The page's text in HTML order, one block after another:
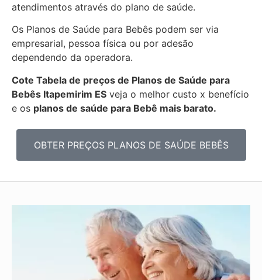
atendimentos através do plano de saúde.
Os Planos de Saúde para Bebês podem ser via
empresarial, pessoa física ou por adesão
dependendo da operadora.
Cote Tabela de preços de Planos de Saúde para
Bebês Itapemirim ES veja o melhor custo x benefício
e os planos de saúde para Bebê mais barato.
OBTER PREÇOS PLANOS DE SAÚDE BEBÊS